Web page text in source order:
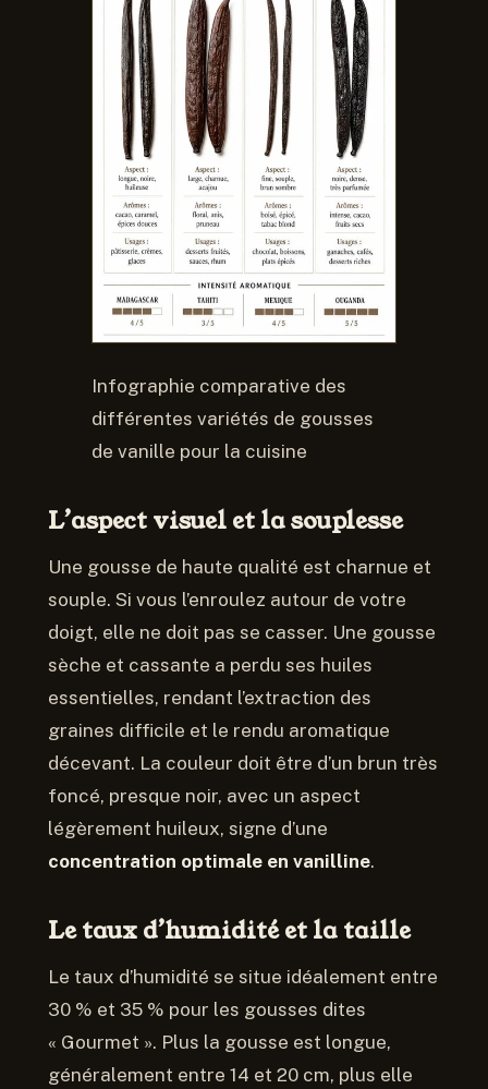
Infographie comparative des
différentes variétés de gousses
de vanille pour la cuisine
L’aspect visuel et la souplesse
Une gousse de haute qualité est charnue et
souple. Si vous l’enroulez autour de votre
doigt, elle ne doit pas se casser. Une gousse
sèche et cassante a perdu ses huiles
essentielles, rendant l’extraction des
graines difficile et le rendu aromatique
décevant. La couleur doit être d’un brun très
foncé, presque noir, avec un aspect
légèrement huileux, signe d’une
concentration optimale en vanilline.
Le taux d’humidité et la taille
Le taux d’humidité se situe idéalement entre
30 % et 35 % pour les gousses dites
« Gourmet ». Plus la gousse est longue,
généralement entre 14 et 20 cm, plus elle